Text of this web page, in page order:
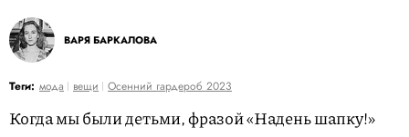
ВАРЯ БАРКАЛОВА
Теги: мода вещи Осенний гардероб 2023
Когда мы были детьми, фразой «Надень шапку!»